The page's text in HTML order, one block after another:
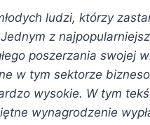
ludzi, którzy
z
poszerzania swojej
w tym sektorze
wysokie. W tym
wynagrodzenie